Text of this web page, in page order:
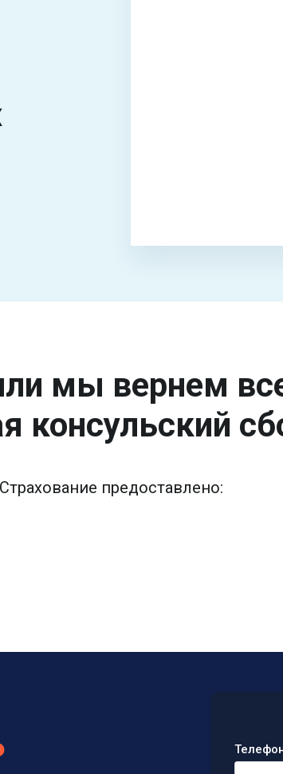
мы вернем
консульский
Страхование предоставлено: